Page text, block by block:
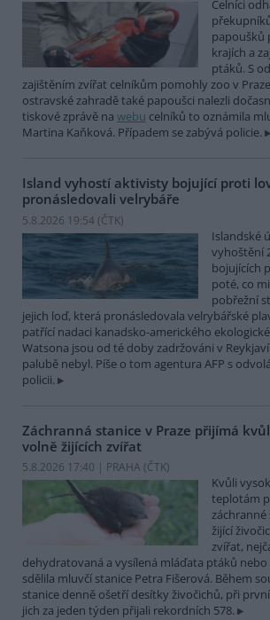
Celníci
papoušků
krajích a
ptáků. S
zajištěním zvířat celníkům pomohly zoo v
ostravské zahradě také papoušci nalezli
tiskové zprávě na webu celníků to oznámila
Martina Kaňková. Případem se zabývá policie.
Island vyhostí aktivisty bojující proti
pronásledovali velrybáře
5.8.2026 19:54 (ČTK)
Islandské
vyhoštění
bojujících
poté, co
pobřežní
jejich loď, která pronásledovala velrybářské
patřící nadaci kanadsko-amerického
Watsona jsou od té doby zadržováni v
palubě nebyl. Píše o tom agentura AFP s
policii.
Záchranná stanice v Praze přijímá
volně žijících zvířat
5.8.2026 17:40 | PRAHA (ČTK)
Kvůli
teplotám
žijící
zvířat,
dehydratovaná a vysílená mláďata ptáků nebo
sdělila mluvčí stanice Petra Fišerová. Během
stanice denně ošetří desítky živočichů, při
jich za jeden týden přijali rekordních 578.